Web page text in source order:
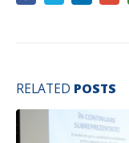
RELATED POSTS